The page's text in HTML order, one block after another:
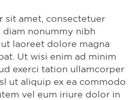
sit amet, consectetuer
nonummy nibh
laoreet dolore magna
Ut wisi enim ad minim
exerci tation ullamcorper
ut aliquip ex ea commodo
vel eum iriure dolor in